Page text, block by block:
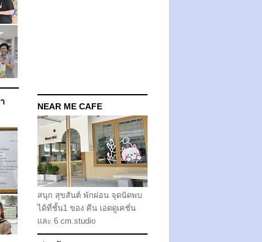
NEAR ME CAFE
สนุก สุขสันต์ พักผ่อน จุดนัดพบ
ได้ที่ชั้น1 ของ คีน เอดดูเคชั่น
และ 6 cm.studio